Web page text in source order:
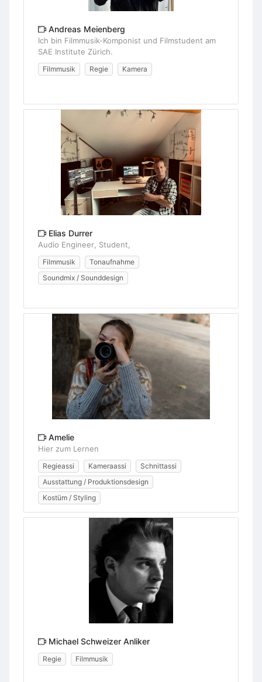
Andreas Meienberg
Ich bin Filmmusik-Komponist und Filmstudent am
SAE Institute Zürich.
Filmmusik Regie Kamera
Elias Durrer
Audio Engineer, Student,
Filmmusik
Tonaufnahme
Soundmix / Sounddesign
Amelie
Hier zum Lernen
Regieassi Kameraassi
Schnittassi
Ausstattung / Produktionsdesign
Kostüm / Styling
Michael Schweizer Anliker
Regie Filmmusik